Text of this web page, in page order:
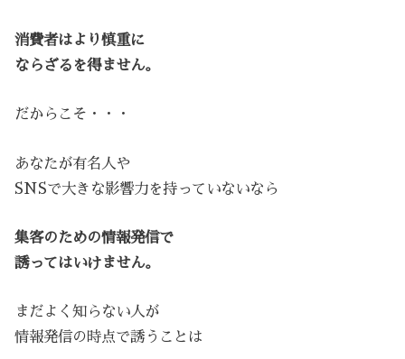
消費者はより慎重に
ならざるを得ません。
だからこそ・・・
あなたが有名人や
SNSで大きな影響力を持っていないなら
集客のための情報発信で
誘ってはいけません。
まだよく知らない人が
情報発信の時点で誘うことは